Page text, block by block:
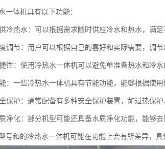
一体机具有以下功能：
冷热水：可以根据需求随时供应冷水和热水，满
调节：用户可以根据自己的喜好和实际需要，调节
性：使用冷热水一体机可以避免单准备热水和冷水
：一些冷热水一体机具有节能功能，能够根据使
保护：通常配备有多种安全保护装置，如过热保
净化：部分机型可能还具备水质净化功能，能够
号和的冷热水一体机可能在功能上会有所差异，